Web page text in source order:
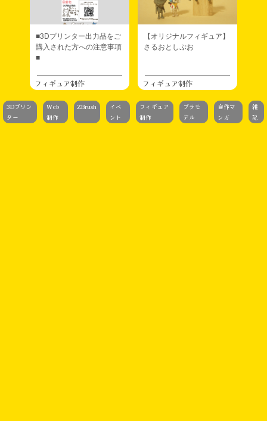
■3Dプリンター出力品をご
購入された方への注意事項
■
フィギュア制作
【オリジナルフィギュア】
さるおとしぷお
フィギュア制作
3Dプリン
ター
Web
制作
ZBrush
イベ
ント
フィギュア
制作
プラモ
デル
自作マ
ンガ
雑
記